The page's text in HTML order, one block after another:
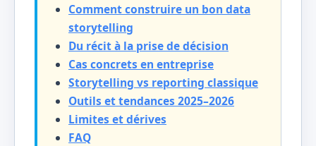
Comment construire un bon data
storytelling
Du récit à la prise de décision
Cas concrets en entreprise
Storytelling vs reporting classique
Outils et tendances 2025–2026
Limites et dérives
FAQ